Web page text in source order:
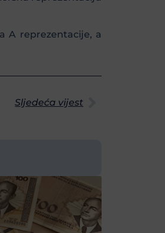
A reprezentacije, a
Sljedeća vijest